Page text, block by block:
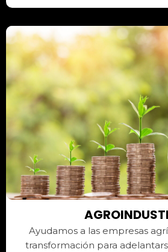
Ayudamos a las empresas
transformación para